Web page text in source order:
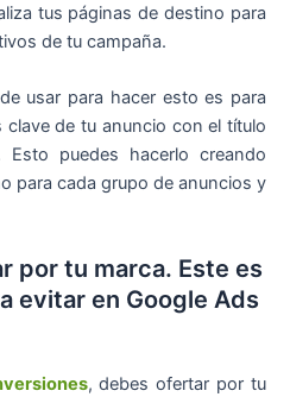
tus páginas de destino para
de tu campaña.
usar para hacer esto es para
clave de tu anuncio con el título
puedes hacerlo creando
para cada grupo de anuncios y
por tu marca. Este es
evitar en Google Ads
, debes ofertar por tu